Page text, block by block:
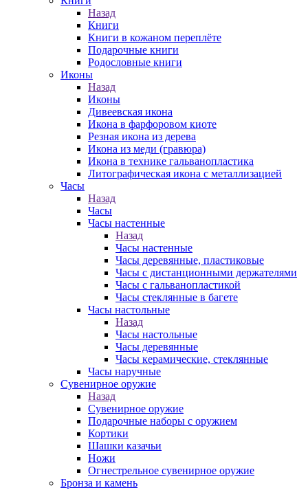
Назад
Книги
Книги в кожаном переплёте
Подарочные книги
Родословные книги
Иконы
Назад
Иконы
Дивеевская икона
Икона в фарфоровом киоте
Резная икона из дерева
Икона из меди (гравюра)
Икона в технике гальванопластика
Литографическая икона с металлизацией
Часы
Назад
Часы
Часы настенные
Назад
Часы настенные
Часы деревянные, пластиковые
Часы с дистанционными держателями
Часы с гальванопластикой
Часы стеклянные в багете
Часы настольные
Назад
Часы настольные
Часы деревянные
Часы керамические, стеклянные
Часы наручные
Сувенирное оружие
Назад
Сувенирное оружие
Подарочные наборы с оружием
Кортики
Шашки казачьи
Ножи
Огнестрельное сувенирное оружие
Бронза и камень